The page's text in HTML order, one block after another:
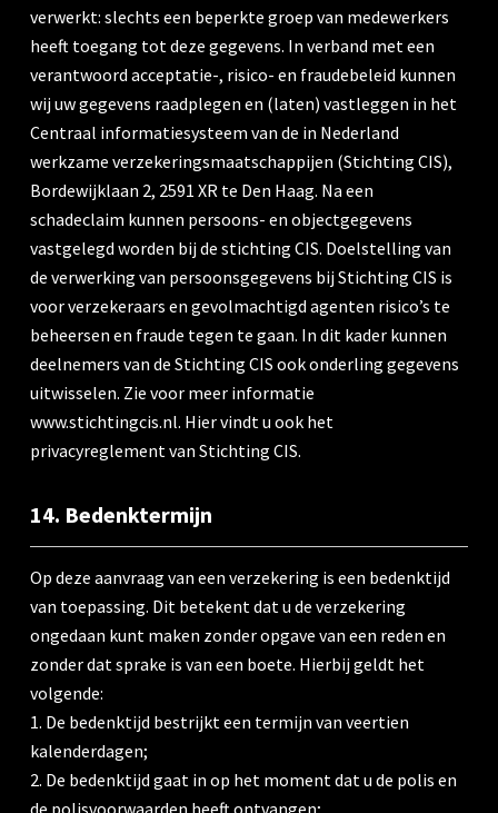
verwerkt: slechts een beperkte groep van medewerkers
heeft toegang tot deze gegevens. In verband met een
verantwoord acceptatie-, risico- en fraudebeleid kunnen
wij uw gegevens raadplegen en (laten) vastleggen in het
Centraal informatiesysteem van de in Nederland
werkzame verzekeringsmaatschappijen (Stichting CIS),
Bordewijklaan 2, 2591 XR te Den Haag. Na een
schadeclaim kunnen persoons- en objectgegevens
vastgelegd worden bij de stichting CIS. Doelstelling van
de verwerking van persoonsgegevens bij Stichting CIS is
voor verzekeraars en gevolmachtigd agenten risico’s te
beheersen en fraude tegen te gaan. In dit kader kunnen
deelnemers van de Stichting CIS ook onderling gegevens
uitwisselen. Zie voor meer informatie
www.stichtingcis.nl. Hier vindt u ook het
privacyreglement van Stichting CIS.
14. Bedenktermijn
Op deze aanvraag van een verzekering is een bedenktijd
van toepassing. Dit betekent dat u de verzekering
ongedaan kunt maken zonder opgave van een reden en
zonder dat sprake is van een boete. Hierbij geldt het
volgende:
1. De bedenktijd bestrijkt een termijn van veertien
kalenderdagen;
2. De bedenktijd gaat in op het moment dat u de polis en
de polisvoorwaarden heeft ontvangen;